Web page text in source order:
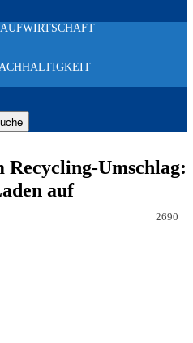
Umschlag:
auf
2690